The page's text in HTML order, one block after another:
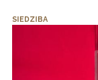
SIEDZIBA